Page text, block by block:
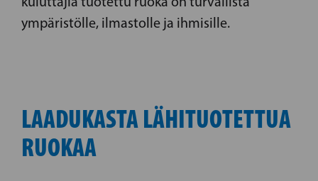
ympäristölle, ilmastolle ja ihmisille.
LAADUKASTA LÄHITUOTETTUA
RUOKAA